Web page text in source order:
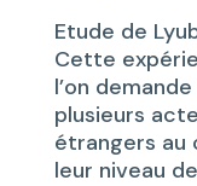
Etude de
Cette
l’on
plusieurs
étrangers au
leur niveau